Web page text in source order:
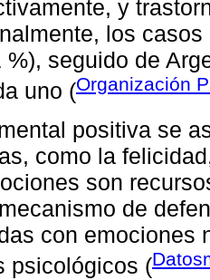
y
los
%), seguido de
uno (Organización
positiva se
como la
son
de
con emociones
psicológicos (